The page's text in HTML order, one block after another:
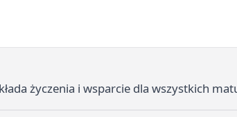
życzenia i wsparcie dla wszystkich